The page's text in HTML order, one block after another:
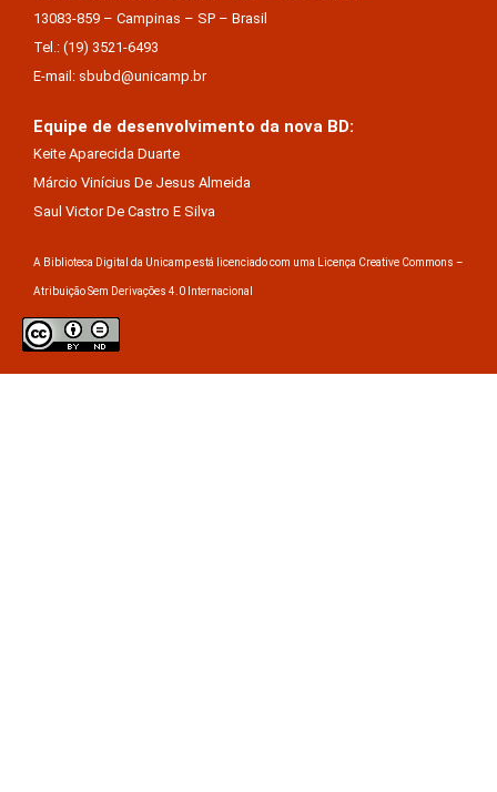
13083-859 – Campinas – SP – Brasil
Tel.: (19) 3521-6493
E-mail: sbubd@unicamp.br
Equipe de desenvolvimento da nova BD:
Keite Aparecida Duarte
Márcio Vinícius De Jesus Almeida
Saul Victor De Castro E Silva
A Biblioteca Digital da Unicamp está licenciado com uma Licença Creative Commons –
Atribuição Sem Derivações 4.0 Internacional